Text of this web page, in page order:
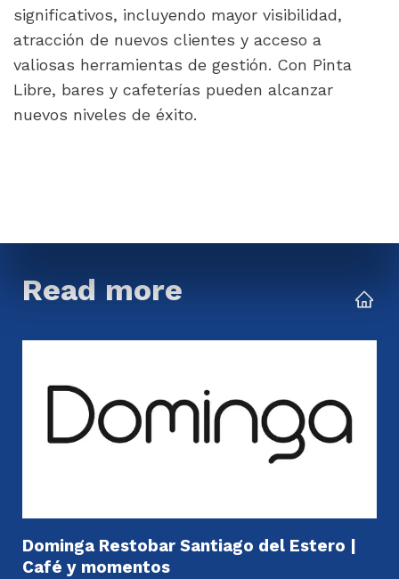
significativos, incluyendo mayor visibilidad,
atracción de nuevos clientes y acceso a
valiosas herramientas de gestión. Con Pinta
Libre, bares y cafeterías pueden alcanzar
nuevos niveles de éxito.
Read more
Dominga Restobar Santiago del Estero |
Café y momentos